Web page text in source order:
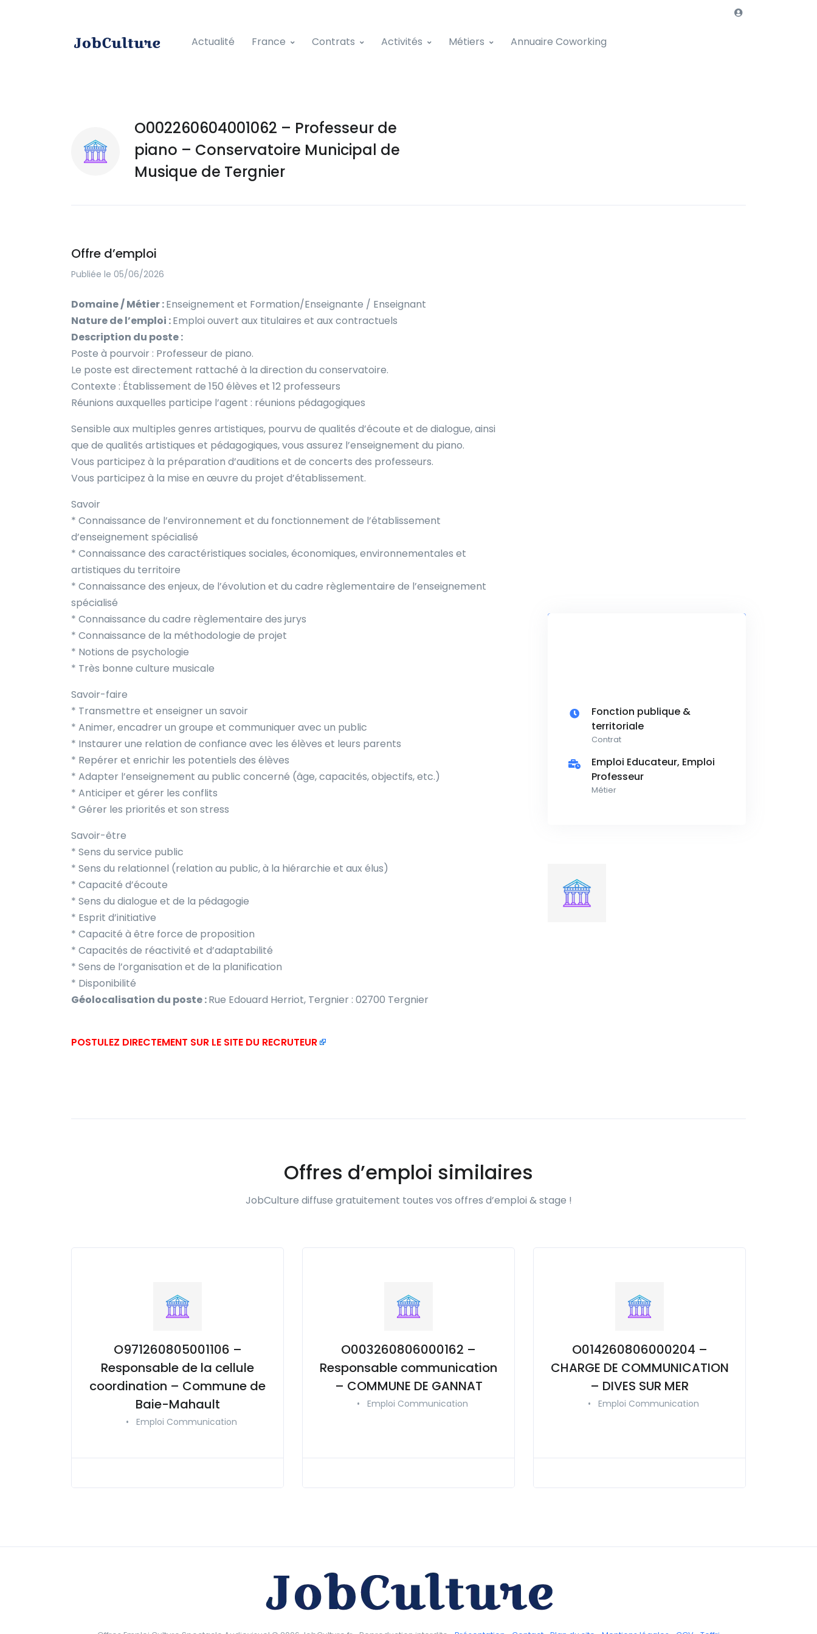
Actualité France Contrats Activités Métiers Annuaire Coworking
O002260604001062 – Professeur de
piano – Conservatoire Municipal de
Musique de Tergnier
Offre d’emploi
Publiée le 05/06/2026
Domaine / Métier :Enseignement et Formation/Enseignante / Enseignant
Nature de l’emploi :Emploi ouvert aux titulaires et aux contractuels
Description du poste :
Poste à pourvoir : Professeur de piano.
Le poste est directement rattaché à la direction du conservatoire.
Contexte : Établissement de 150 élèves et 12 professeurs
Réunions auxquelles participe l’agent : réunions pédagogiques
Sensible aux multiples genres artistiques, pourvu de qualités d’écoute et de dialogue, ainsi
que de qualités artistiques et pédagogiques, vous assurez l’enseignement du piano.
Vous participez à la préparation d’auditions et de concerts des professeurs.
Vous participez à la mise en œuvre du projet d’établissement.
Savoir
* Connaissance de l’environnement et du fonctionnement de l’établissement
d’enseignement spécialisé
* Connaissance des caractéristiques sociales, économiques, environnementales et
artistiques du territoire
* Connaissance des enjeux, de l’évolution et du cadre règlementaire de l’enseignement
spécialisé
* Connaissance du cadre règlementaire des jurys
* Connaissance de la méthodologie de projet
* Notions de psychologie
* Très bonne culture musicale
Savoir-faire
* Transmettre et enseigner un savoir
* Animer, encadrer un groupe et communiquer avec un public
* Instaurer une relation de confiance avec les élèves et leurs parents
* Repérer et enrichir les potentiels des élèves
* Adapter l’enseignement au public concerné (âge, capacités, objectifs, etc.)
* Anticiper et gérer les conflits
* Gérer les priorités et son stress
Savoir-être
* Sens du service public
* Sens du relationnel (relation au public, à la hiérarchie et aux élus)
* Capacité d’écoute
* Sens du dialogue et de la pédagogie
* Esprit d’initiative
* Capacité à être force de proposition
* Capacités de réactivité et d’adaptabilité
* Sens de l’organisation et de la planification
* Disponibilité
Géolocalisation du poste :Rue Edouard Herriot, Tergnier : 02700 Tergnier
POSTULEZ DIRECTEMENT SUR LE SITE DU RECRUTEUR
Fonction publique &
territoriale
Contrat
Emploi Educateur, Emploi
Professeur
Métier
Offres d’emploi similaires
JobCulture diffuse gratuitement toutes vos offres d’emploi & stage !
O971260805001106 –
Responsable de la cellule
coordination – Commune de
Baie-Mahault
• Emploi Communication
O003260806000162 –
Responsable communication
– COMMUNE DE GANNAT
• Emploi Communication
O014260806000204 –
CHARGE DE COMMUNICATION
– DIVES SUR MER
• Emploi Communication